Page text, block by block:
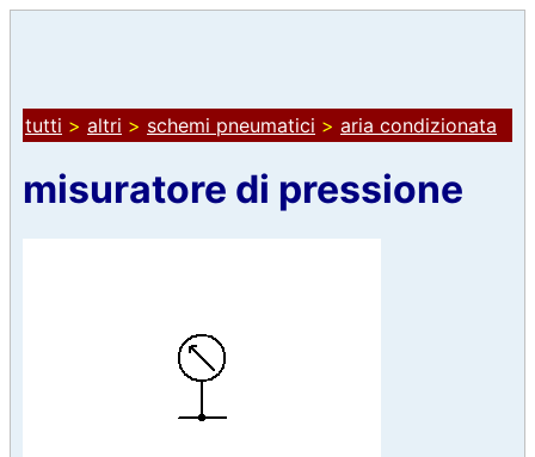
tutti > altri > schemi pneumatici > aria condizionata
misuratore di pressione